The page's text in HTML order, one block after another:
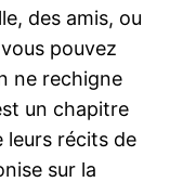
des amis, ou
pouvez
ne rechigne
un chapitre
leurs récits de
sur la